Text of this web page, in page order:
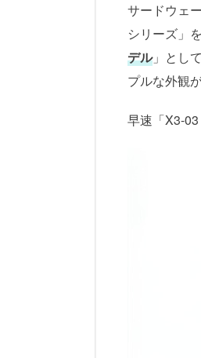
サードウェ
シリーズ」
デル」とし
プルな外観
早速「X3-